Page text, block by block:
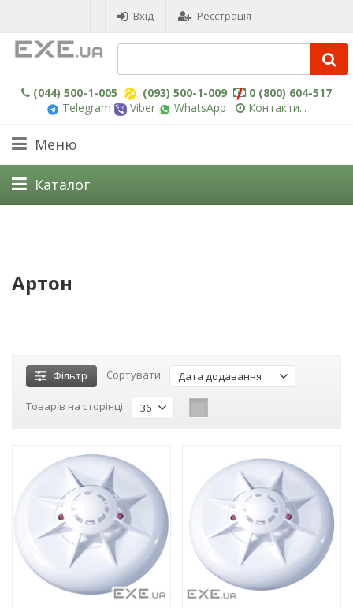
Вхід Реєстрація
(044) 500-1-005 (093) 500-1-009
0 (800) 604-517
Telegram
Viber WhatsApp Контакти...
Меню
Каталог
Артон
Фільтр Сортувати: Дата додавання
Товарів на сторінці: 36